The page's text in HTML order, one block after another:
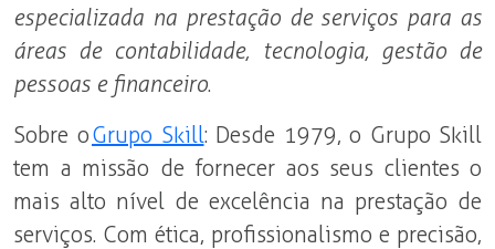
especializada na prestação de serviços para as
áreas de contabilidade, tecnologia, gestão de
pessoas e financeiro.
Sobre oGrupo Skill: Desde 1979, o Grupo Skill
tem a missão de fornecer aos seus clientes o
mais alto nível de excelência na prestação de
serviços. Com ética, profissionalismo e precisão,